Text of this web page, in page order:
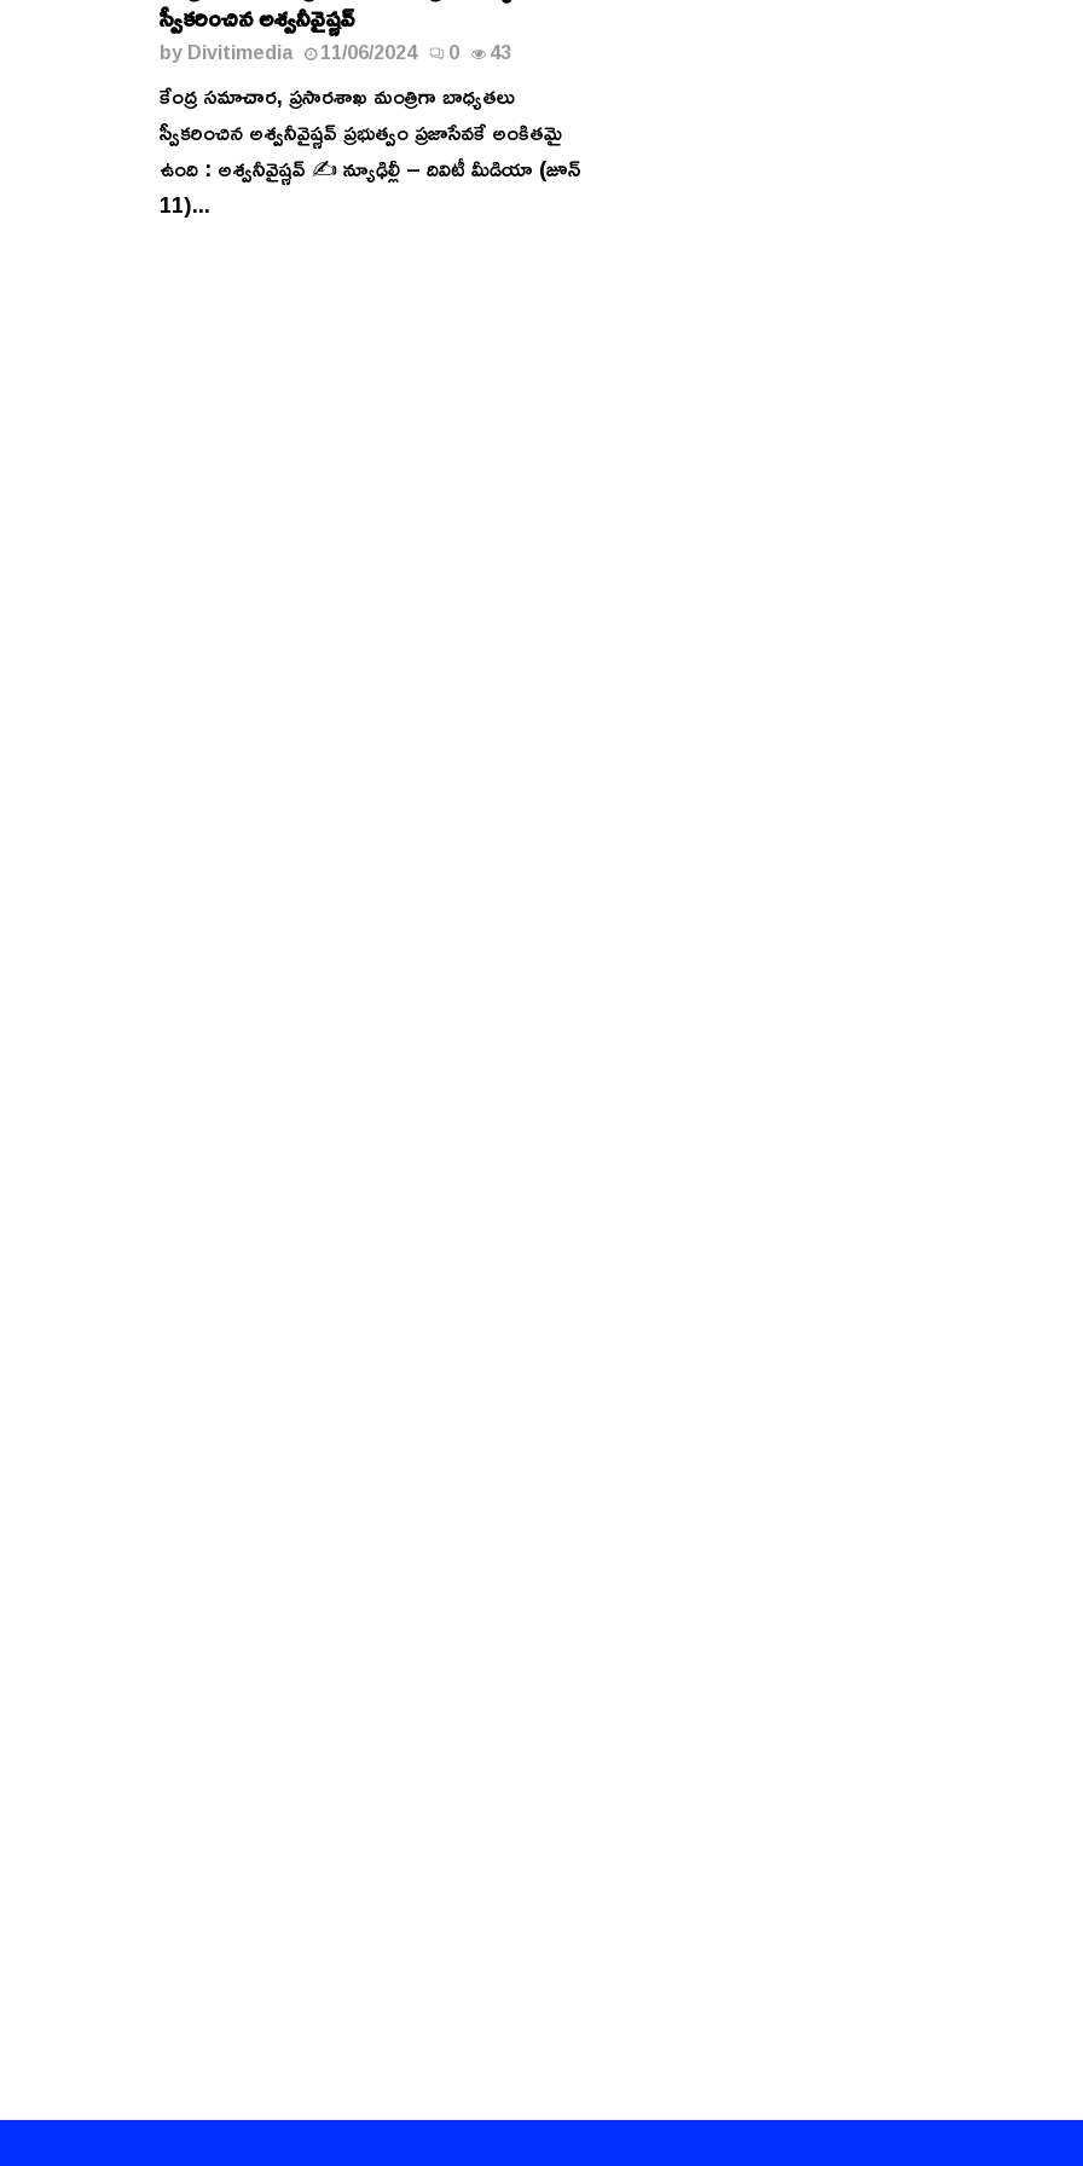
స్వీకరించిన అశ్వనీవైష్ణవ్‌
byDivitimedia 11/06/2024 0 43
కేంద్ర సమాచార, ప్రసారశాఖ మంత్రిగా బాధ్యతలు
స్వీకరించిన అశ్వనీవైష్ణవ్‌ ప్రభుత్వం ప్రజాసేవకే అంకితమై
ఉంది : అశ్వనీవైష్ణవ్‌ ✍️ న్యూఢిల్లీ – దివిటీ మీడియా (జూన్
11)...